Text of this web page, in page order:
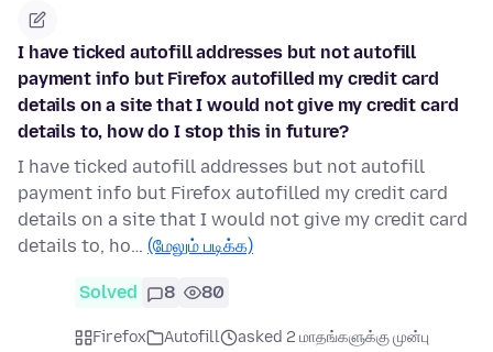
I have ticked autofill addresses but not autofill
payment info but Firefox autofilled my credit card
details on a site that I would not give my credit card
details to, how do I stop this in future?
I have ticked autofill addresses but not autofill
payment info but Firefox autofilled my credit card
details on a site that I would not give my credit card
details to, ho… (மேலும் படிக்க)
Solved 8 80
Firefox Autofill
asked 2 மாதங்களுக்கு முன்பு